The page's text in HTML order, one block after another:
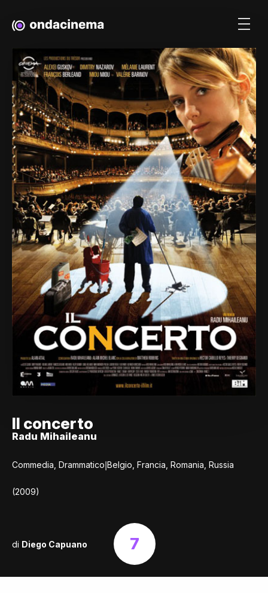
Il concerto
Radu Mihaileanu
Commedia, Drammatico|Belgio, Francia, Romania, Russia
(2009)
di Diego Capuano 7